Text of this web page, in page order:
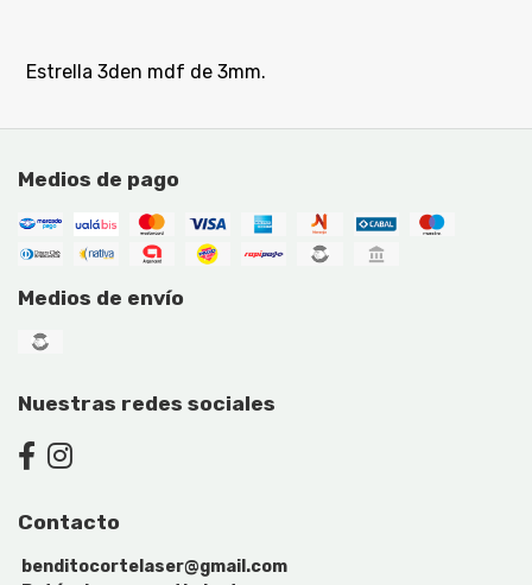
Estrella 3den mdf de 3mm.
Medios de pago
Medios de envío
Nuestras redes sociales
Contacto
benditocortelaser@gmail.com